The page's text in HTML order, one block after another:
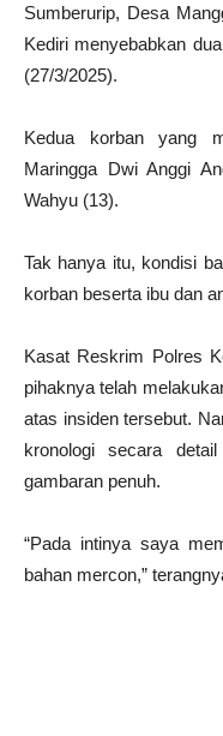
Sumberurip, Desa
Kediri menyebabkan
(27/3/2025).
Kedua korban yang
Maringga Dwi Anggi
Wahyu (13).
Tak hanya itu, kondisi
korban beserta ibu dan
Kasat Reskrim Polres
pihaknya telah
atas insiden tersebut.
kronologi secara
gambaran penuh.
“Pada intinya saya
bahan mercon,”